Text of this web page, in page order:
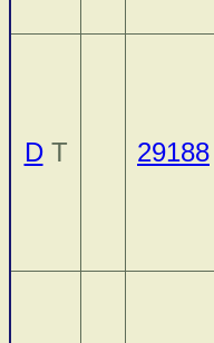
DT 29188